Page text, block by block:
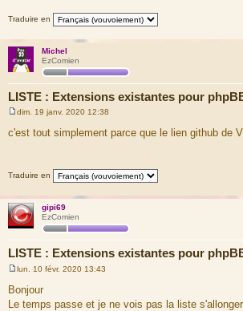
Traduire en
Michel
EzComien
LISTE : Extensions existantes pour
s
e
dim. 19 janv. 2020 12:38
c'est tout simplement parce que le lien github de
Traduire en
gipi69
EzComien
LISTE : Extensions existantes pour
s
s
lun. 10 févr. 2020 13:43
Bonjour
Le temps passe et je ne vois pas la liste